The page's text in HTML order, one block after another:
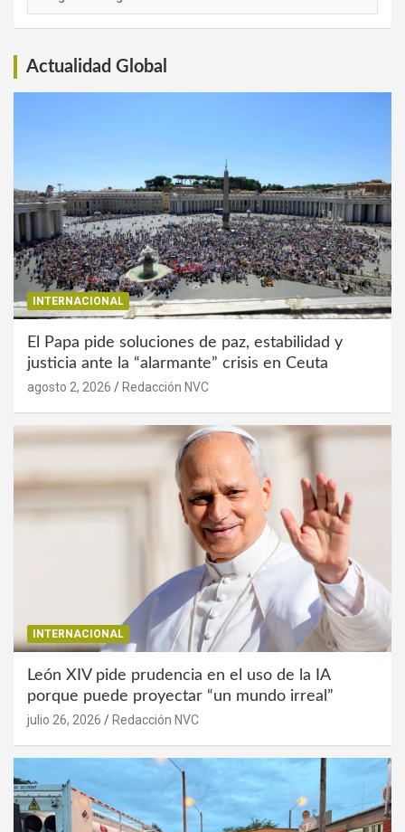
Actualidad Global
INTERNACIONAL
El Papa pide soluciones de paz, estabilidad y
justicia ante la “alarmante” crisis en Ceuta
agosto 2, 2026 Redacción NVC
INTERNACIONAL
León XIV pide prudencia en el uso de la IA
porque puede proyectar “un mundo irreal”
julio 26, 2026 Redacción NVC